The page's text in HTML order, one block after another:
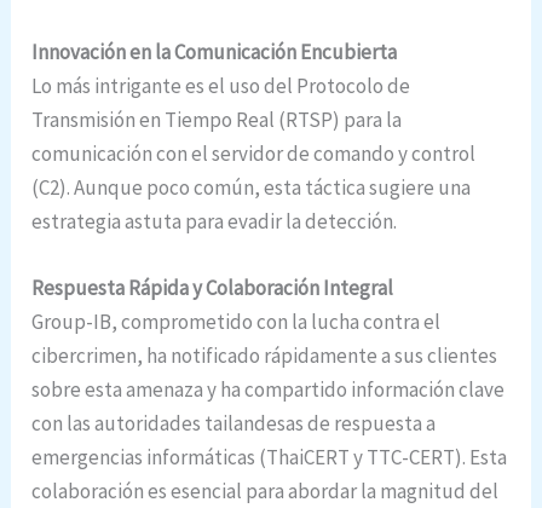
Innovación en la Comunicación Encubierta
Lo más intrigante es el uso del Protocolo de
Transmisión en Tiempo Real (RTSP) para la
comunicación con el servidor de comando y control
(C2). Aunque poco común, esta táctica sugiere una
estrategia astuta para evadir la detección.
Respuesta Rápida y Colaboración Integral
Group-IB, comprometido con la lucha contra el
cibercrimen, ha notificado rápidamente a sus clientes
sobre esta amenaza y ha compartido información clave
con las autoridades tailandesas de respuesta a
emergencias informáticas (ThaiCERT y TTC-CERT). Esta
colaboración es esencial para abordar la magnitud del